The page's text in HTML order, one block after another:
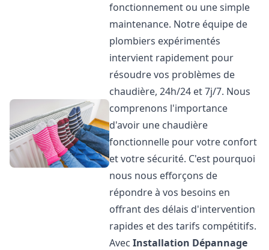
fonctionnement ou une simple
maintenance. Notre équipe de
plombiers expérimentés
intervient rapidement pour
résoudre vos problèmes de
chaudière, 24h/24 et 7j/7. Nous
comprenons l'importance
d'avoir une chaudière
fonctionnelle pour votre confort
et votre sécurité. C'est pourquoi
nous nous efforçons de
répondre à vos besoins en
offrant des délais d'intervention
rapides et des tarifs compétitifs.
AvecInstallation Dépannage